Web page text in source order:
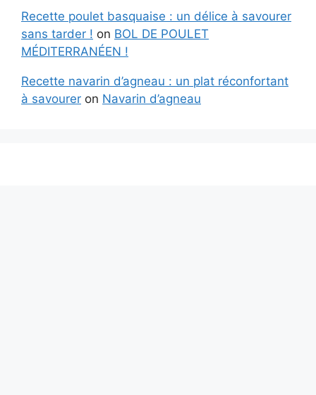
Recette poulet basquaise : un délice à savourer
sans tarder ! on BOL DE POULET
MÉDITERRANÉEN !
Recette navarin d’agneau : un plat réconfortant
à savourer on Navarin d’agneau